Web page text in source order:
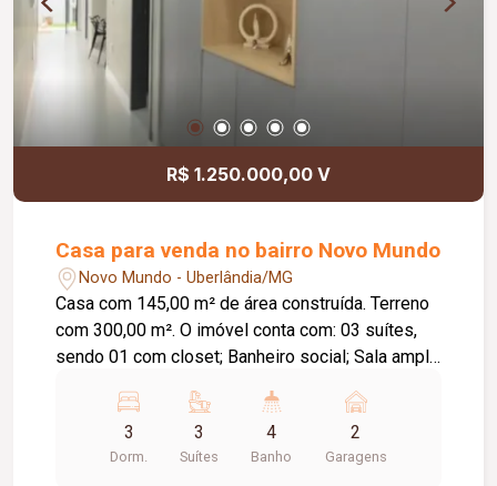
R$ 1.250.000,00 V
Casa para venda no bairro Novo Mundo
Novo Mundo - Uberlândia/MG
Casa com 145,00 m² de área construída. Terreno
com 300,00 m². O imóvel conta com: 03 suítes,
sendo 01 com closet; Banheiro social; Sala ampla
ampla; Área de serviço/lavanderia; Área gourmet
com churrasqueira; Piscina aquecida com
cascata; 02 vagas de garagem cobertas;
3
Dorm.
3
Suítes
4
Banho
2
Garagens